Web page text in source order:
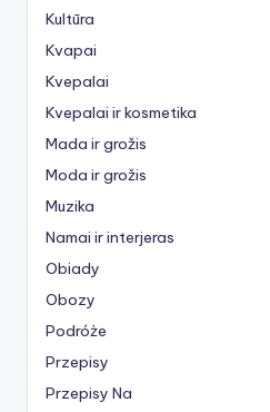
Kultūra
Kvapai
Kvepalai
Kvepalai ir kosmetika
Mada ir grožis
Moda ir grožis
Muzika
Namai ir interjeras
Obiady
Obozy
Podróże
Przepisy
Przepisy Na